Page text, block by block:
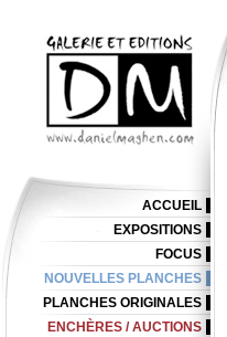
ACCUEIL
EXPOSITIONS
FOCUS
NOUVELLES PLANCHES
PLANCHES ORIGINALES
ENCHÈRES / AUCTIONS